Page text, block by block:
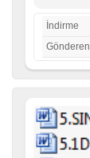
İndirme
Gönderen